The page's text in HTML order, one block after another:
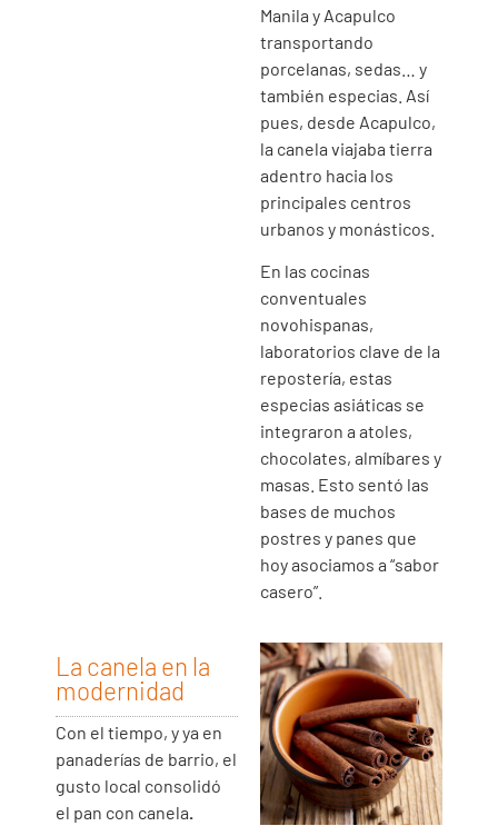
Manila y Acapulco
transportando
porcelanas, sedas… y
también especias. Así
pues, desde Acapulco,
la canela viajaba tierra
adentro hacia los
principales centros
urbanos y monásticos.
En las cocinas
conventuales
novohispanas,
laboratorios clave de la
repostería, estas
especias asiáticas se
integraron a atoles,
chocolates, almíbares y
masas. Esto sentó las
bases de muchos
postres y panes que
hoy asociamos a “sabor
casero”.
La canela en la
modernidad
Con el tiempo, y ya en
panaderías de barrio, el
gusto local consolidó
el pan con canela.